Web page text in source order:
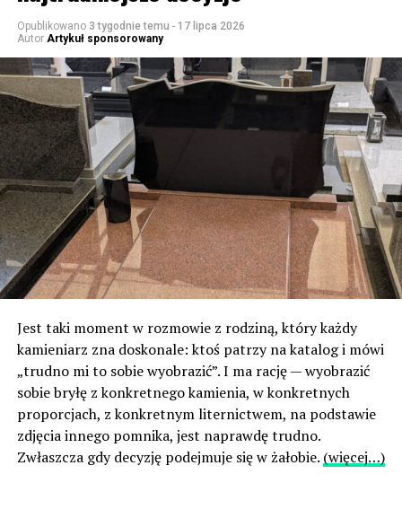
Opublikowano 3 tygodnie temu - 17 lipca 2026
Autor Artykuł sponsorowany
Jest taki moment w rozmowie z rodziną, który każdy
kamieniarz zna doskonale: ktoś patrzy na katalog i mówi
„trudno mi to sobie wyobrazić”. I ma rację — wyobrazić
sobie bryłę z konkretnego kamienia, w konkretnych
proporcjach, z konkretnym liternictwem, na podstawie
zdjęcia innego pomnika, jest naprawdę trudno.
Zwłaszcza gdy decyzję podejmuje się w żałobie. (więcej…)